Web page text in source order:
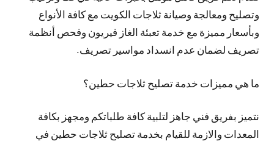
وتصليح ومعالجة وصيانة ثلاجات الكويت مع كافة الأنواع
وبأسعار مميزة مع خدمة تعبئة الغاز فيريون وفحص أنظمة
تصريف لضمان عدم انسداد مواسير تصريف.
ما هي مميزات خدمة تصليح ثلاجات حطين؟
نتميز بفريق فني جاهز لتلبية كافة طلباتكم ومجهز بكافة
المعدات والازمة للقيام بخدمة تصليح ثلاجات حطين في